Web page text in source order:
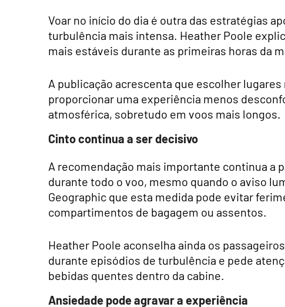
Voar no início do dia é outra das estratégias
turbulência mais intensa. Heather Poole
mais estáveis durante as primeiras horas da
A publicação acrescenta que escolher
proporcionar uma experiência menos
atmosférica, sobretudo em voos mais longos.
Cinto continua a ser decisivo
A recomendação mais importante continua a
durante todo o voo, mesmo quando o aviso
Geographic que esta medida pode evitar
compartimentos de bagagem ou assentos.
Heather Poole aconselha ainda os
durante episódios de turbulência e pede
bebidas quentes dentro da cabine.
Ansiedade pode agravar a experiência